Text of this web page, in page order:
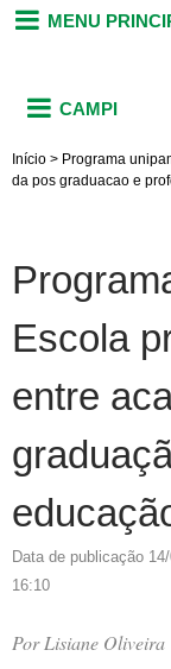
MENU
CAMPI
Início > Programa
da pos graduacao e
Escola
entre
Data de publicação
16:10
Por Lisiane Oliveira